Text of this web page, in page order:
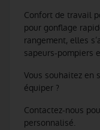
Confort de travail
pour gonflage
rangement, elles
sapeurs-pompiers
Vous souhaitez en
équiper ?
Contactez-nous
personnalisé.